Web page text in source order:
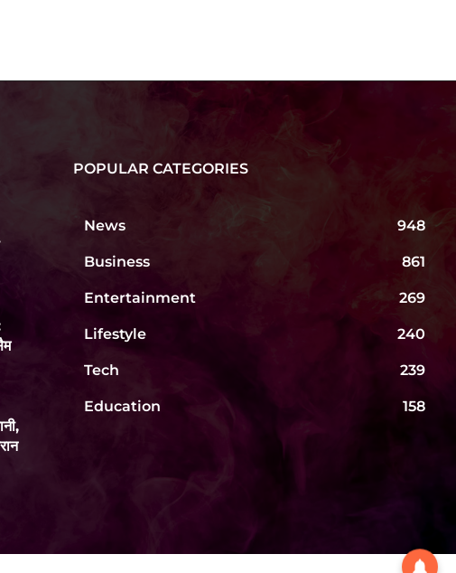
POPULAR CATEGORIES
News 948
Business 861
Entertainment 269
Lifestyle 240
Tech 239
Education 158